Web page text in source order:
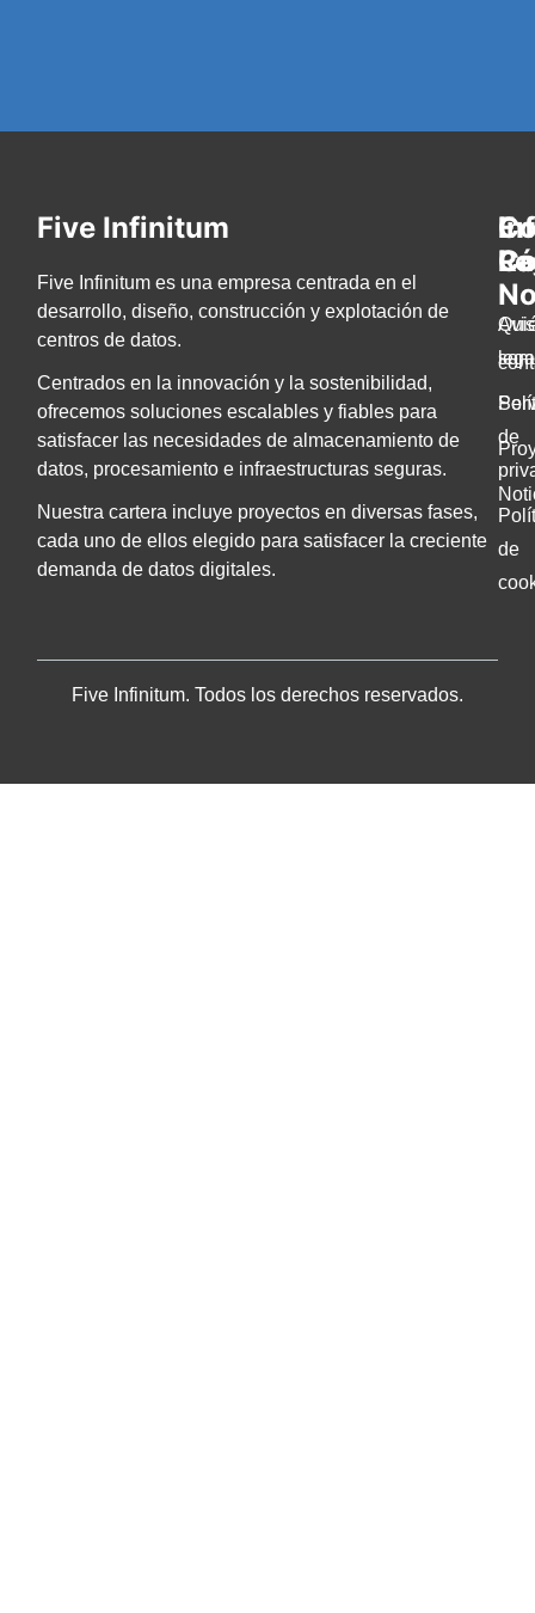
Five Infinitum
Five Infinitum es una empresa centrada en el
desarrollo, diseño, construcción y explotación de
centros de datos.
Centrados en la innovación y la sostenibilidad,
ofrecemos soluciones escalables y fiables para
satisfacer las necesidades de almacenamiento de
datos, procesamiento e infraestructuras seguras.
Nuestra cartera incluye proyectos en diversas fases,
cada uno de ellos elegido para satisfacer la creciente
demanda de datos digitales.
de
de
Five Infinitum. Todos los derechos reservados.